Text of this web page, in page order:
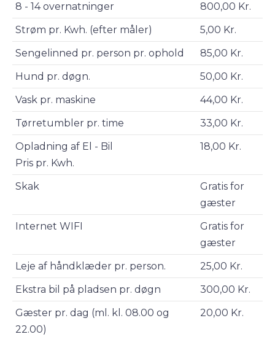
8 - 14 overnatninger
800,00 Kr.
Strøm pr. Kwh. (efter måler)
5,00 Kr.
Sengelinned pr. person pr. ophold
85,00 Kr.
Hund pr. døgn.
50,00 Kr.
Vask pr. maskine
44,00 Kr.
Tørretumbler pr. time
33,00 Kr.
Opladning af El - Bil
Pris pr. Kwh.
18,00 Kr.
Skak
Gratis for
gæster
Internet WIFI
Gratis for
gæster
Leje af håndklæder pr. person.
25,00 Kr.
Ekstra bil på pladsen pr. døgn
300,00 Kr.
Gæster pr. dag (ml. kl. 08.00 og
22.00)
20,00 Kr.